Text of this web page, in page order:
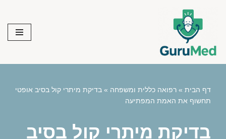
content
דף הבית » רפואה כללית ומשפחה » בדיקת מיתרי קול בסיב אופטי
תחשוף את האמת המפתיעה
בדיקת מיתרי קול בסיב